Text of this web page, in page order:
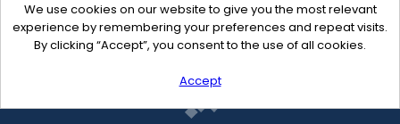
We use cookies on our website to give you the most relevant
experience by remembering your preferences and repeat visits.
By clicking “Accept”, you consent to the use of all cookies.
Accept
Recent
Contact